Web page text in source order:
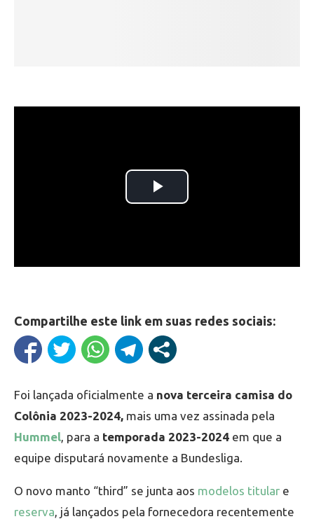
Compartilhe este link em suas redes sociais:
Foi lançada oficialmente a nova terceira camisa do
Colônia 2023-2024, mais uma vez assinada pela
Hummel, para a temporada 2023-2024 em que a
equipe disputará novamente a Bundesliga.
O novo manto “third” se junta aos modelos titular e
reserva, já lançados pela fornecedora recentemente